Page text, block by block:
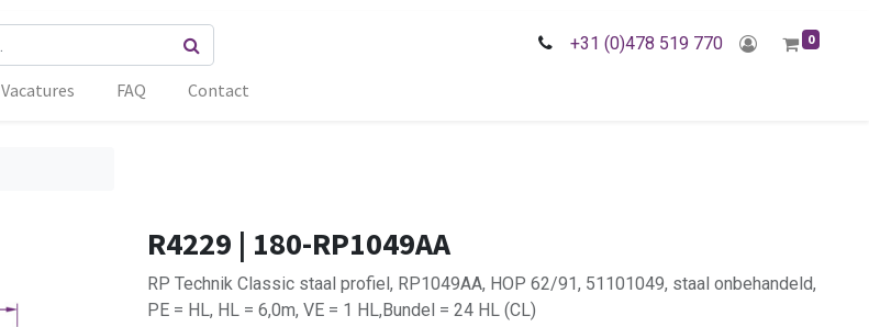
+31 (0)478 519 770 0
Vacatures FAQ Contact
R4229 | 180-RP1049AA
RP Technik Classic staal profiel, RP1049AA, HOP 62/91, 51101049, staal onbehandeld,
PE = HL, HL = 6,0m, VE = 1 HL,Bundel = 24 HL (CL)